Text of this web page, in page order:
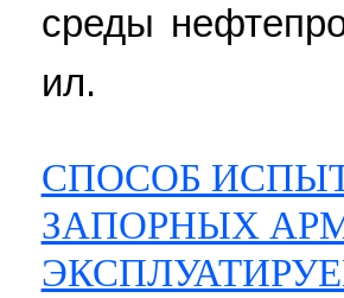
среды
ил.
СПОСОБ
ЗАПОРНЫХ